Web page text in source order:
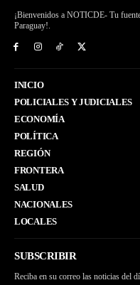
¡Bienvenidos a NOTICDE- Tu
Paraguay!.
INICIO
POLICIALES Y JUDICIALES
ECONOMÍA
POLÍTICA
REGIÓN
FRONTERA
SALUD
NACIONALES
LOCALES
SUBSCRIBIR
Reciba en su correo las noticias del